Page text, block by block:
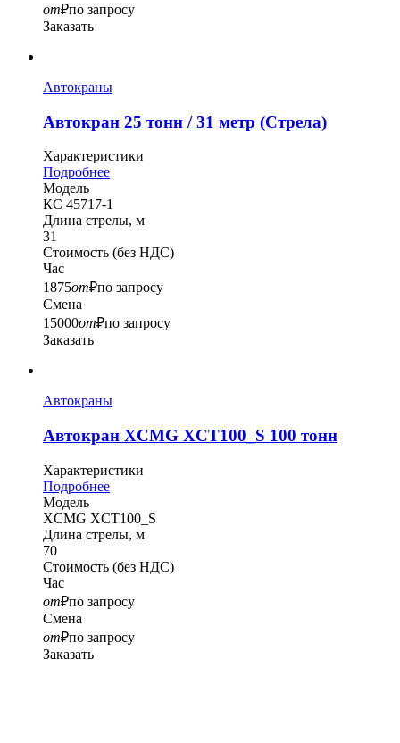
от₽по запросу
Заказать
Автокраны
Автокран 25 тонн / 31 метр (Стрела)
Характеристики
Подробнее
Модель
КС 45717-1
Длина стрелы, м
31
Стоимость (без НДС)
Час
1875от₽по запросу
Смена
15000от₽по запросу
Заказать
Автокраны
Автокран XCMG XCT100_S 100 тонн
Характеристики
Подробнее
Модель
XCMG XCT100_S
Длина стрелы, м
70
Стоимость (без НДС)
Час
от₽по запросу
Смена
от₽по запросу
Заказать